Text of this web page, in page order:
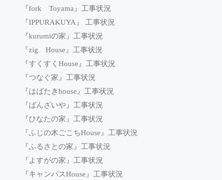
『fork Toyama』工事状況
『IPPURAKUYA』 工事状況
『kurumiの家』工事状況
『zig House』工事状況
『すくすくHouse』工事状況
『つなぐ家』工事状況
『はばたきhouse』工事状況
『ばんざいや』工事状況
『ひなたの家』工事状況
『ふじの木ごこちHouse』工事状況
『ふるさとの家』工事状況
『よすがの家』工事状況
『キャンバスHouse』工事状況